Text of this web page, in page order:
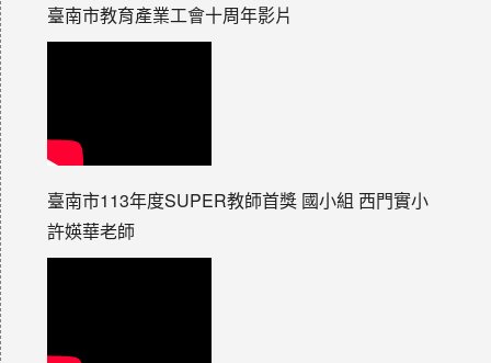
臺南市教育產業工會十周年影片
臺南市113年度SUPER教師首獎 國小組 西門實小
許媖華老師